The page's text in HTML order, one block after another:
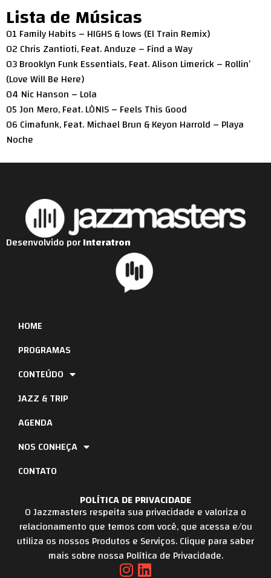
Lista de Músicas
01 Family Habits – HIGHS & lows (El Train Remix)
02 Chris Zantioti, Feat. Anduze – Find a Way
03 Brooklyn Funk Essentials, Feat. Alison Limerick – Rollin’
(Love Will Be Here)
04 Nic Hanson – Lola
05 Jon Mero, Feat. LÒNIS – Feels This Good
06 Cimafunk, Feat. Michael Brun & Keyon Harrold – Playa
Noche
POLÍTICA DE PRIVACIDADE
O Jazzmasters respeita sua privacidade e valoriza o
relacionamento que temos com você, que acessa e/ou
utiliza os nossos Produtos e Serviços. Clique para saber
mais sobre nossa Política de Privacidade.
HOME
PROGRAMAS
CONTEÚDO
JAZZ & TRIP
AGENDA
NOS CONHEÇA
CONTATO
Desenvolvido porInteratron